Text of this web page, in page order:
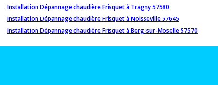
Installation Dépannage chaudière Frisquet à Tragny 57580
Installation Dépannage chaudière Frisquet à Noisseville 57645
Installation Dépannage chaudière Frisquet à Berg-sur-Moselle 57570